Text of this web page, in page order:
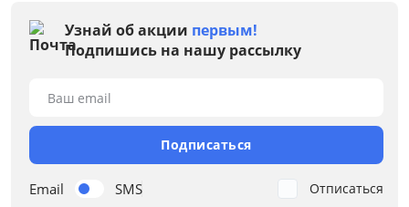
Ширина, см
до
от
Узнай об акции первым!
Подпишись на нашу рассылку
Email SMS
Ваш email
Подписаться
Отписаться